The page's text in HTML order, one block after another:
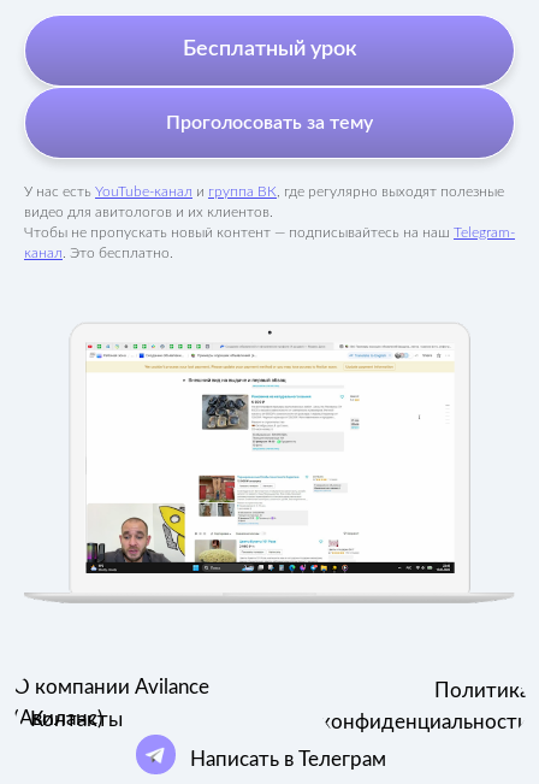
Бесплатный урок
Проголосовать за тему
У нас есть YouTube-канал и группа ВК , где регулярно выходят полезные
видео для авитологов и их клиентов.
Чтобы не пропускать новый контент — подписывайтесь на наш Telegram-
канал . Это бесплатно.